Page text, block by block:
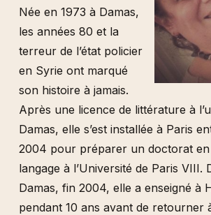
Née en 1973 à Damas,
les années 80 et la
terreur de l’état policier
en Syrie ont marqué
son histoire à jamais.
Après une licence de littérature à
Damas, elle s’est installée à Paris
2004 pour préparer un doctorat en
langage à l’Université de Paris VIII.
Damas, fin 2004, elle a enseigné à
pendant 10 ans avant de retourner